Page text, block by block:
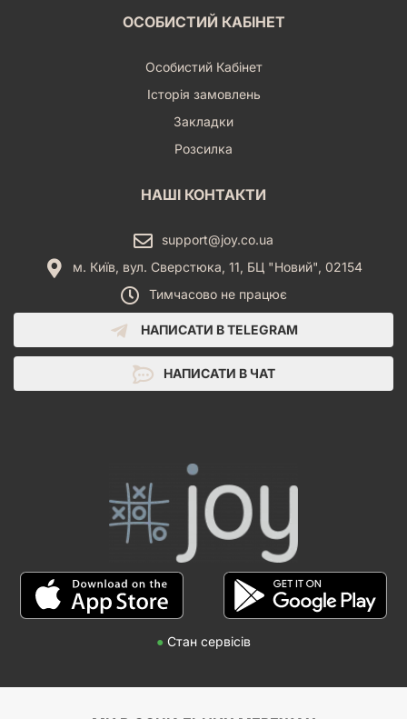
ОСОБИСТИЙ КАБІНЕТ
Особистий Кабінет
Історія замовлень
Закладки
Розсилка
НАШІ КОНТАКТИ
support@joy.co.ua
м. Київ, вул. Сверстюка, 11, БЦ "Новий", 02154
Тимчасово не працює
НАПИСАТИ В TELEGRAM
НАПИСАТИ В ЧАТ
● Стан сервісів